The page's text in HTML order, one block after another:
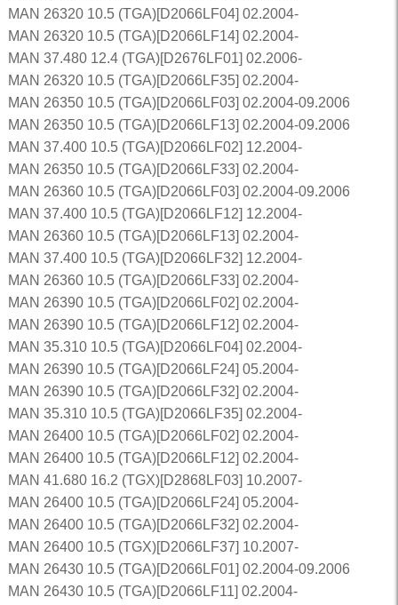
MAN 26320 10.5 (TGA)[D2066LF04] 02.2004-
MAN 26320 10.5 (TGA)[D2066LF14] 02.2004-
MAN 37.480 12.4 (TGA)[D2676LF01] 02.2006-
MAN 26320 10.5 (TGA)[D2066LF35] 02.2004-
MAN 26350 10.5 (TGA)[D2066LF03] 02.2004-09.2006
MAN 26350 10.5 (TGA)[D2066LF13] 02.2004-09.2006
MAN 37.400 10.5 (TGA)[D2066LF02] 12.2004-
MAN 26350 10.5 (TGA)[D2066LF33] 02.2004-
MAN 26360 10.5 (TGA)[D2066LF03] 02.2004-09.2006
MAN 37.400 10.5 (TGA)[D2066LF12] 12.2004-
MAN 26360 10.5 (TGA)[D2066LF13] 02.2004-
MAN 37.400 10.5 (TGA)[D2066LF32] 12.2004-
MAN 26360 10.5 (TGA)[D2066LF33] 02.2004-
MAN 26390 10.5 (TGA)[D2066LF02] 02.2004-
MAN 26390 10.5 (TGA)[D2066LF12] 02.2004-
MAN 35.310 10.5 (TGA)[D2066LF04] 02.2004-
MAN 26390 10.5 (TGA)[D2066LF24] 05.2004-
MAN 26390 10.5 (TGA)[D2066LF32] 02.2004-
MAN 35.310 10.5 (TGA)[D2066LF35] 02.2004-
MAN 26400 10.5 (TGA)[D2066LF02] 02.2004-
MAN 26400 10.5 (TGA)[D2066LF12] 02.2004-
MAN 41.680 16.2 (TGX)[D2868LF03] 10.2007-
MAN 26400 10.5 (TGA)[D2066LF24] 05.2004-
MAN 26400 10.5 (TGA)[D2066LF32] 02.2004-
MAN 26400 10.5 (TGX)[D2066LF37] 10.2007-
MAN 26430 10.5 (TGA)[D2066LF01] 02.2004-09.2006
MAN 26430 10.5 (TGA)[D2066LF11] 02.2004-